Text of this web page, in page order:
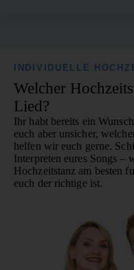
INDIVIDUELLE
Welcher
Lied?
Ihr habt bereits ein
euch aber unsicher,
helfen wir euch gerne.
Interpreten eures Songs –
Hochzeitstanz am besten
euch der richtige ist.